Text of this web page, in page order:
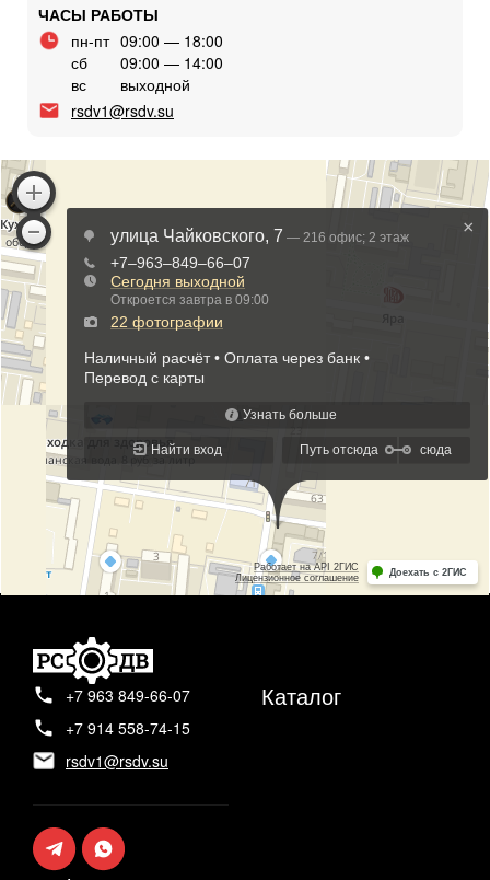
ЧАСЫ РАБОТЫ
пн-пт 09:00 — 18:00
сб
09:00 — 14:00
вс
выходной
rsdv1@rsdv.su
+7 963 849-66-07
+7 914 558-74-15
rsdv1@rsdv.su
Каталог